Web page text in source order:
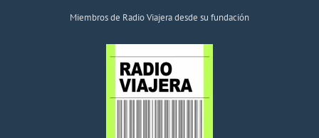
Miembros de Radio Viajera desde su fundación